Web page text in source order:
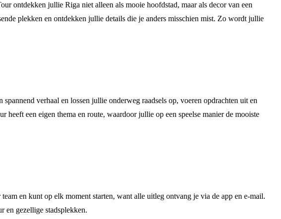
ontdekken jullie Riga niet alleen als mooie hoofdstad, maar als decor van een
plekken en ontdekken jullie details die je anders misschien mist. Zo wordt jullie
verhaal en lossen jullie onderweg raadsels op, voeren opdrachten uit en
een eigen thema en route, waardoor jullie op een speelse manier de mooiste
en kunt op elk moment starten, want alle uitleg ontvang je via de app en e-mail.
en gezellige stadsplekken.